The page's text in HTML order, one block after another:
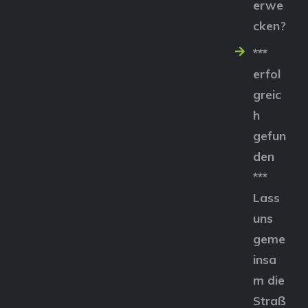
erwe
cken?
***
erfol
greic
h
gefun
den
***
Lass
uns
geme
insa
m die
Straß